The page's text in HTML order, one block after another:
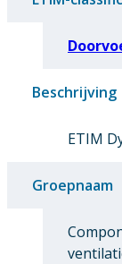
Beschrijving
ETIM
Groepnaam